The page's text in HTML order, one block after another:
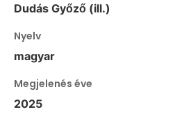
Dudás Győző (ill.)
Nyelv
magyar
Megjelenés éve
2025